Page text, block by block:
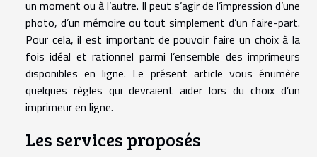
un moment ou à l’autre. Il peut s’agir de l’impression d’une
photo, d’un mémoire ou tout simplement d’un faire-part.
Pour cela, il est important de pouvoir faire un choix à la
fois idéal et rationnel parmi l’ensemble des imprimeurs
disponibles en ligne. Le présent article vous énumère
quelques règles qui devraient aider lors du choix d’un
imprimeur en ligne.
Les services proposés